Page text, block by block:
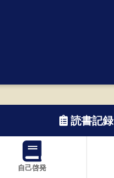
読書記録
自己啓発